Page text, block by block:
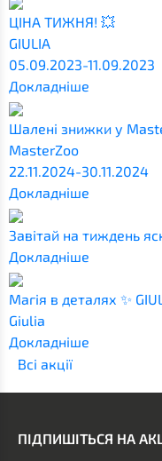
ЦІНА ТИЖНЯ! 💥
GIULIA
05.09.2023-11.09.2023
Докладніше
Шалені знижки у
MasterZoo
22.11.2024-30.11.2024
Докладніше
Завітай на тиждень
Докладніше
Магія в деталях ✨
Giulia
Докладніше
Всi акції
ПІДПИШІТЬСЯ НА